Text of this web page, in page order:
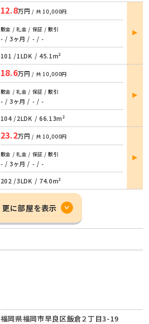
12.8万円 / 共 10,000円
敷金 / 礼金 / 保証 / 敷引
- / 3ヶ月 / - / -
101 /1LDK / 45.1m²
部屋
詳細
18.6万円 / 共 10,000円
敷金 / 礼金 / 保証 / 敷引
- / 3ヶ月 / - / -
104 /2LDK / 66.13m²
部屋
詳細
23.2万円 / 共 10,000円
敷金 / 礼金 / 保証 / 敷引
- / 3ヶ月 / - / -
202 /3LDK / 74.0m²
部屋
詳細
更に部屋を表示
福岡県福岡市早良区飯倉２丁目3-19